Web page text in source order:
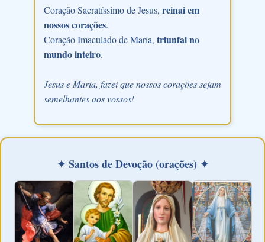
Coração Sacratíssimo de Jesus, reinai em
nossos corações.
Coração Imaculado de Maria, triunfai no
mundo inteiro.
Jesus e Maria, fazei que nossos corações sejam
semelhantes aos vossos!
✦ Santos de Devoção (orações) ✦